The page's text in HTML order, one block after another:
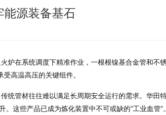
能源装备基石
炉在系统调度下精准作业，一根根镍基合金管和不
受高温高压的关键组件。
统管材往往难以满足长周期安全运行的需求。华田
。这些产品已成为炼化装置中不可或缺的“工业血管”。